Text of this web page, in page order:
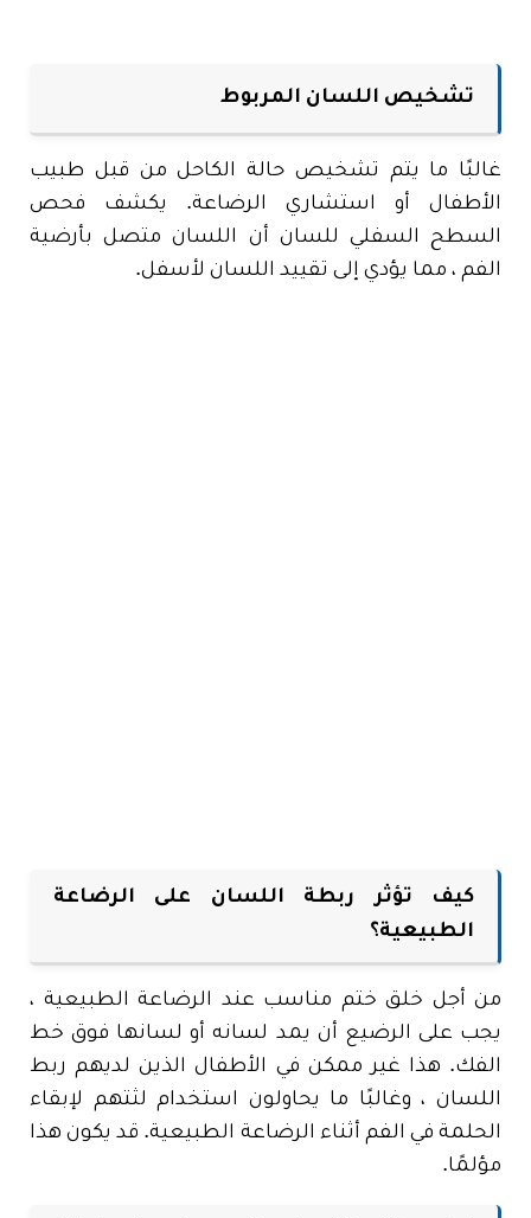
تشخيص اللسان المربوط
غالبًا ما يتم تشخيص حالة الكاحل من قبل طبيب
الأطفال أو استشاري الرضاعة. يكشف فحص
السطح السفلي للسان أن اللسان متصل بأرضية
الفم ، مما يؤدي إلى تقييد اللسان لأسفل.
كيف تؤثر ربطة اللسان على الرضاعة
الطبيعية؟
من أجل خلق ختم مناسب عند الرضاعة الطبيعية ،
يجب على الرضيع أن يمد لسانه أو لسانها فوق خط
الفك. هذا غير ممكن في الأطفال الذين لديهم ربط
اللسان ، وغالبًا ما يحاولون استخدام لثتهم لإبقاء
الحلمة في الفم أثناء الرضاعة الطبيعية. قد يكون هذا
مؤلمًا.